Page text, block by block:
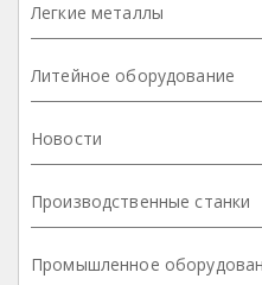
Легкие металлы
Литейное оборудование
Новости
Производственные станки
Промышленное